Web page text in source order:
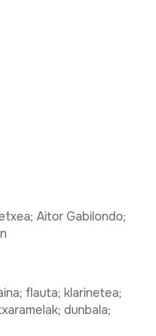
Aitor Gabilondo;
flauta; klarinetea;
dunbala;